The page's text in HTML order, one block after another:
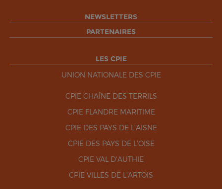
NEWSLETTERS
PARTENAIRES
LES CPIE
UNION NATIONALE DES CPIE
CPIE CHAÎNE DES TERRILS
CPIE FLANDRE MARITIME
CPIE DES PAYS DE L'AISNE
CPIE DES PAYS DE L'OISE
CPIE VAL D'AUTHIE
CPIE VILLES DE L'ARTOIS